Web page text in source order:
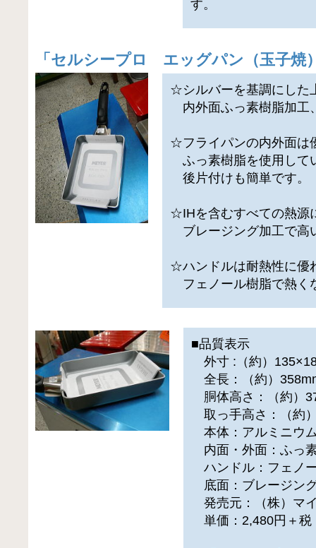
す。
「 セルシープロ エッグパン（玉子焼
☆シルバーを基調にした
内外面ふっ素樹脂加工
☆フライパンの内外面は
ふっ素樹脂を使用して
後片付けも簡単です。
☆IHを含むすべての熱源
ブレージング加工で高
☆ハンドルは耐熱性に優
フェノール樹脂で熱く
■品質表示
外寸 :（約）
全長：（約）
胴体高さ：（約）
取っ手高さ：（約
本体：アルミニウ
内面・外面：ふっ
ハンドル：フェノ
底面：ブレージン
発売元：（株）マ
単価：2,480円＋税